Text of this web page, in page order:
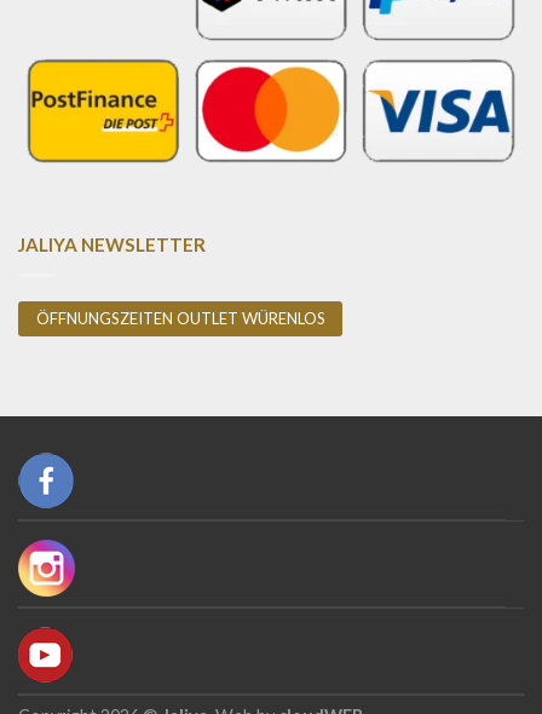
JALIYA NEWSLETTER
ÖFFNUNGSZEITEN OUTLET WÜRENLOS